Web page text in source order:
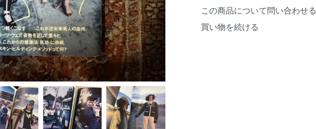
この商品について問い合わせる
買い物を続ける